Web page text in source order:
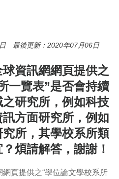
獻，應分入《中文圖書分類法》
”類？請惠予解答，以釋疑惑。
最後更新：2020年07月06日
資訊網網頁提供之
一覽表”是否會持續
研究所，例如科技
方面研究所，例如
所，其學校系所類
煩請解答，謝謝！
頁提供之“學位論文學校系所